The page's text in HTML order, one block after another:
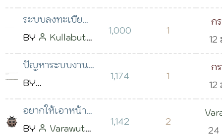
13:40 น.
(เปลี่ยน Font)
Flukkung
20:17 น.
ระบบลงทะเบียน
ออนไลน์ ลงเสร็จ
แล้วขึ้น Error
BY
Kullabut
arak
โพสต์เมื่อ
10 ม.ค. 2564
1,000 1
ก
วิ
12
ปัญหาระบบงาน
แจ้งซ่อมออนไลน์
BY
Teeraphon
1,174 1
ก
วิ
12
อยากให้เอาหน้า
login ออก โดย
BY
Varawut
1,142 2
24